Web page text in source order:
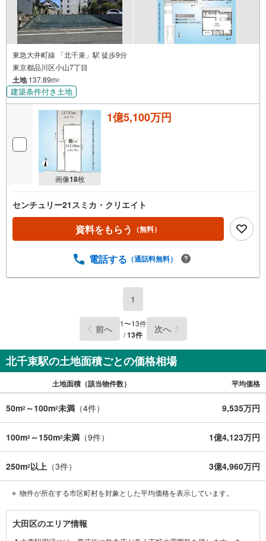
東急大井町線 「北千束」駅 徒歩9分
東京都品川区小山7丁目
土地137.89m2
建築条件付き土地
画像18枚
1億5,100万円
センチュリー21スミカ・クリエイト
資料をもらう （無料）
電話する （通話料無料）
1
前へ 1〜13件
/13件 次へ
北千束駅の土地面積ごとの価格相場
土地面積（該当物件数） 平均価格
50m2 ～100m2未満 （4件） 9,535万円
100m2 ～150m2未満 （9件） 1億4,123万円
250m2以上 （3件） 3億4,960万円
物件が所在する市区町村を対象とした平均価格を表示しています。
大
田
大田区のエリア情報